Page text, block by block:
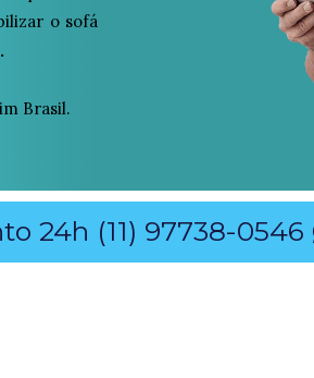
o sofá
Brasil.
24h (11) 97738-0546